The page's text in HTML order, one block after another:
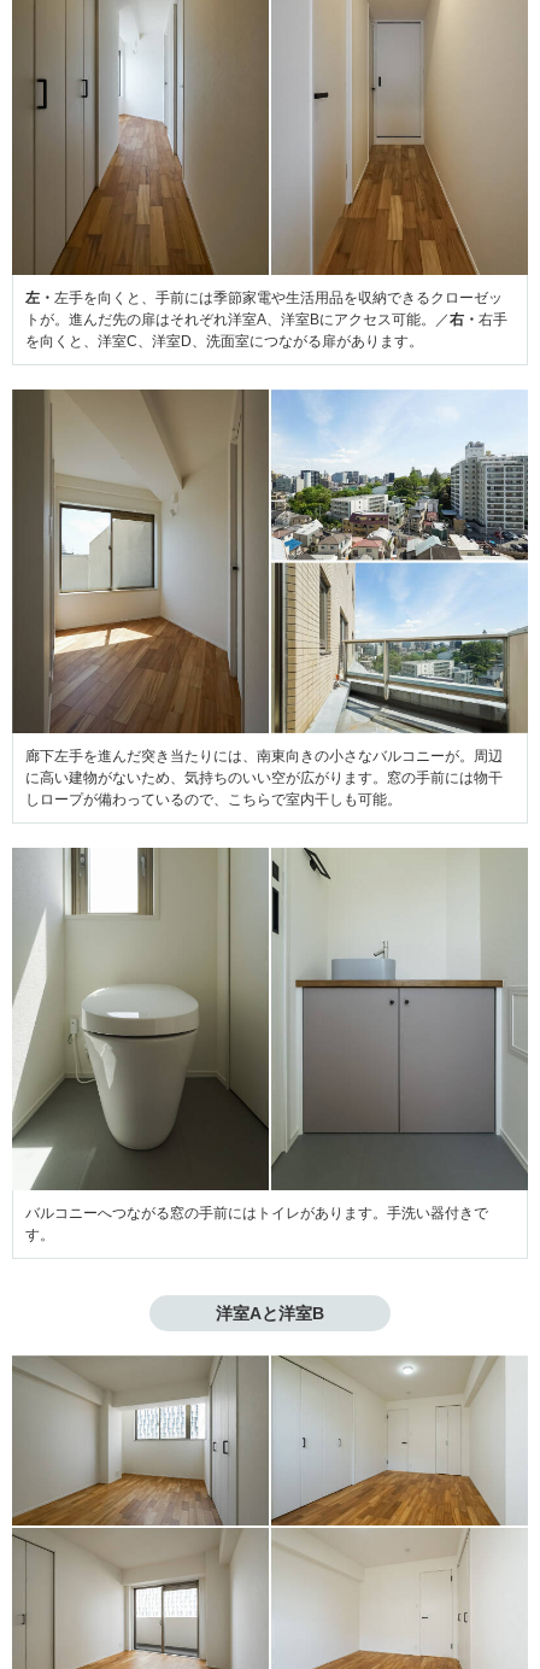
左・ 左手を向くと、手前には季節家電や生活用品を収納できるクローゼッ
トが。進んだ先の扉はそれぞれ洋室A、洋室Bにアクセス可能。／右・ 右手
を向くと、洋室C、洋室D、洗面室につながる扉があります。
廊下左手を進んだ突き当たりには、南東向きの小さなバルコニーが。周辺
に高い建物がないため、気持ちのいい空が広がります。窓の手前には物干
しロープが備わっているので、こちらで室内干しも可能。
バルコニーへつながる窓の手前にはトイレがあります。手洗い器付きで
す。
洋室Aと洋室B